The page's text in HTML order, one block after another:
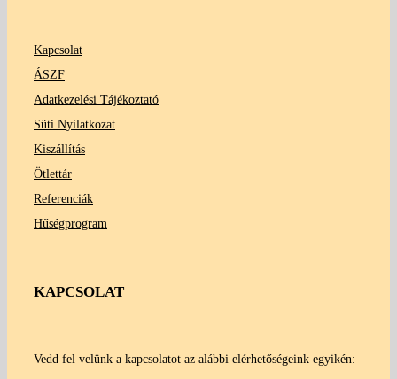
Kapcsolat
ÁSZF
Adatkezelési Tájékoztató
Süti Nyilatkozat
Kiszállítás
Ötlettár
Referenciák
Hűségprogram
KAPCSOLAT
Vedd fel velünk a kapcsolatot az alábbi elérhetőségeink egyikén: